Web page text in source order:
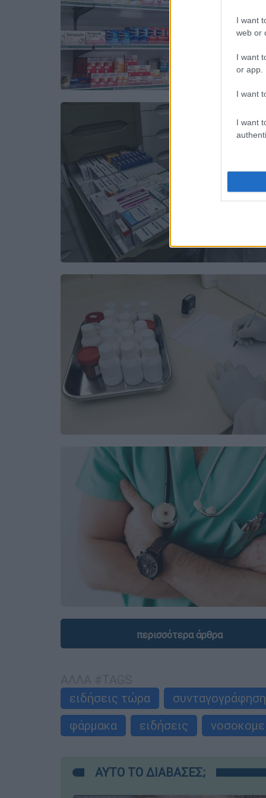
I want
web or
I want
or app.
I want
I want
περισσότερα άρθρα
ειδήσεις τώρα
συνταγογράφηση
φάρμακα
ειδήσεις
ΑΥΤΟ ΤΟ ΔΙΑΒΑΣΕΣ;